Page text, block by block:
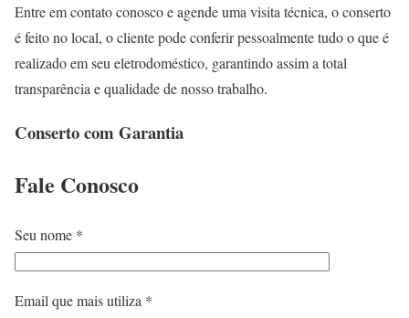
Entre em contato conosco e agende uma visita técnica, o conserto
é feito no local, o cliente pode conferir pessoalmente tudo o que é
realizado em seu eletrodoméstico, garantindo assim a total
transparência e qualidade de nosso trabalho.
Conserto com Garantia
Fale Conosco
Seu nome *
Email que mais utiliza *